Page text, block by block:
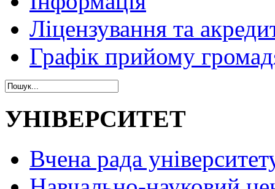
Ліцензування та
Графік прийому
УНІВЕРСИТЕТ
Вчена рада